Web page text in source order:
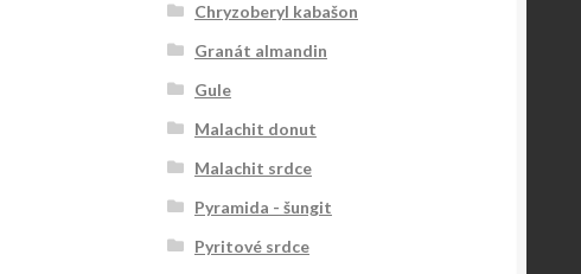
Chryzoberyl kabašon
Granát almandin
Gule
Malachit donut
Malachit srdce
Pyramida - šungit
Pyritové srdce